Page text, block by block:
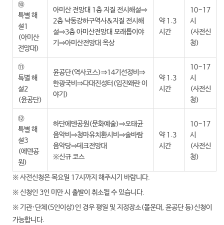
⑩
특별 해
설1
(아미산
전망대)
아미산 전망대 1층 지질 전시해설⇒
2층 낙동강하구역사&지질 전시해
설⇒3층 아미산전망대 모래톱이야
기⇒아미산전망대 옥상
약 1.3
시간
10~17
시
(사전신
청)
⑪
특별 해
설2
(윤공단)
윤공단(역사코스)⇒14기선정비⇒
한광국비⇒다대진성터(임진왜란 이
야기)
약 1.3
시간
10~17
시
(사전신
청)
⑫
특별 해
설3
(에덴공
원)
하단에덴공원(문화예술)⇒오태균
음악비⇒청마유치환시비⇒솔바람
음악당⇒데크전망대
※신규 코스
약 1.3
시간
10~17
시
(사전신
청)
※ 사전신청은 목요일 17시까지 해주시기 바랍니다.
※ 신청인 3인 미만 시 출발이 취소될 수 있습니다.
※ 기관·단체(5인이상)인 경우 평일 및 지정장소(몰운대, 윤공단 등)신청이
가능합니다.